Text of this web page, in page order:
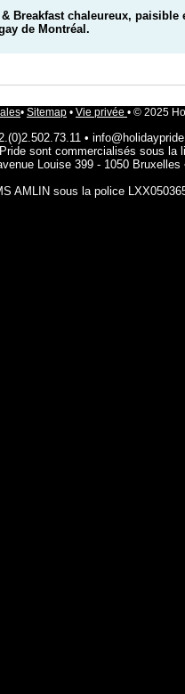
& Breakfast chaleureux,
de Montréal.
• Sitemap • Vie privée • © 2025
•
sont commercialisés sous la
Louise 399 - 1050 Bruxelles
AMLIN sous la police